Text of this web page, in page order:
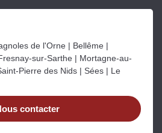
recevez votre estimation
de l'Orne | Bellême |
sur-Sarthe | Mortagne-au-
Pierre des Nids | Sées | Le
contacter